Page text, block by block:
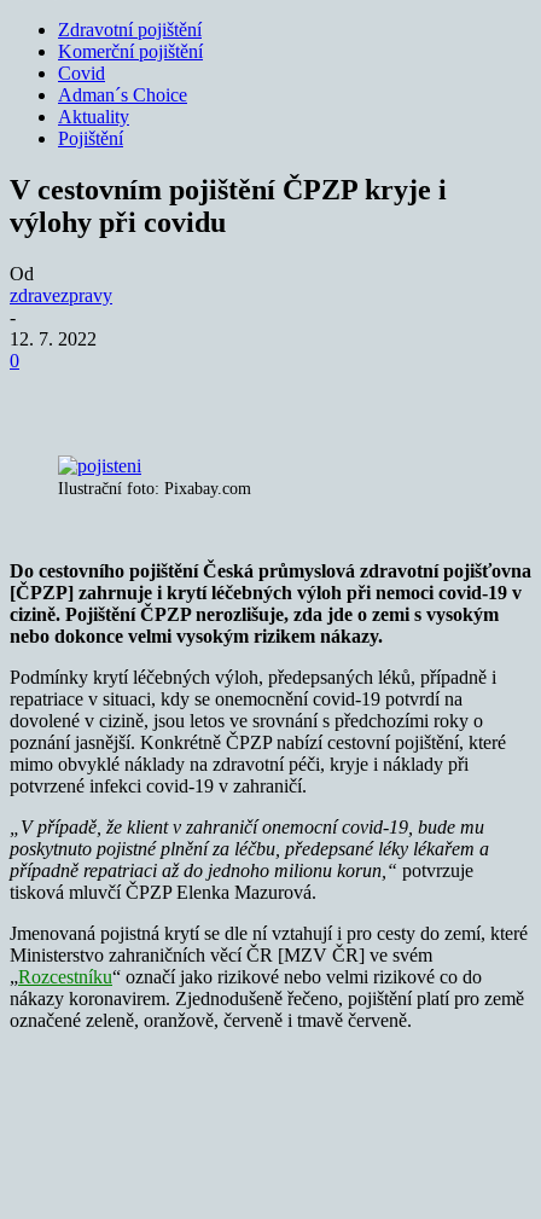
Zdravotní pojištění
Komerční pojištění
Covid
Adman´s Choice
Aktuality
Pojištění
V cestovním pojištění ČPZP kryje i
výlohy při covidu
Od
zdravezpravy
-
12. 7. 2022
0
Ilustrační foto: Pixabay.com
Do cestovního pojištění Česká průmyslová zdravotní pojišťovna
[ČPZP] zahrnuje i krytí léčebných výloh při nemoci covid-19 v
cizině. Pojištění ČPZP nerozlišuje, zda jde o zemi s vysokým
nebo dokonce velmi vysokým rizikem nákazy.
Podmínky krytí léčebných výloh, předepsaných léků, případně i
repatriace v situaci, kdy se onemocnění covid-19 potvrdí na
dovolené v cizině, jsou letos ve srovnání s předchozími roky o
poznání jasnější. Konkrétně ČPZP nabízí cestovní pojištění, které
mimo obvyklé náklady na zdravotní péči, kryje i náklady při
potvrzené infekci covid-19 v zahraničí.
„V případě, že klient v zahraničí onemocní covid-19, bude mu
poskytnuto pojistné plnění za léčbu, předepsané léky lékařem a
případně repatriaci až do jednoho milionu korun,“ potvrzuje
tisková mluvčí ČPZP Elenka Mazurová.
Jmenovaná pojistná krytí se dle ní vztahují i pro cesty do zemí, které
Ministerstvo zahraničních věcí ČR [MZV ČR] ve svém
„Rozcestníku“ označí jako rizikové nebo velmi rizikové co do
nákazy koronavirem. Zjednodušeně řečeno, pojištění platí pro země
označené zeleně, oranžově, červeně i tmavě červeně.